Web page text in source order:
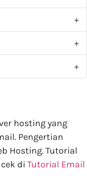
hosting yang
Pengertian
Hosting. Tutorial
di Tutorial Email